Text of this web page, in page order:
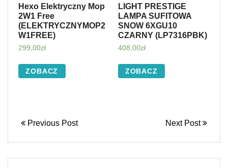
Hexo Elektryczny Mop
2W1 Free
(ELEKTRYCZNYMOP2
W1FREE)
299,00zł
ZOBACZ
LIGHT PRESTIGE
LAMPA SUFITOWA
SNOW 6XGU10
CZARNY (LP7316PBK)
408,00zł
ZOBACZ
Previous Post Next Post